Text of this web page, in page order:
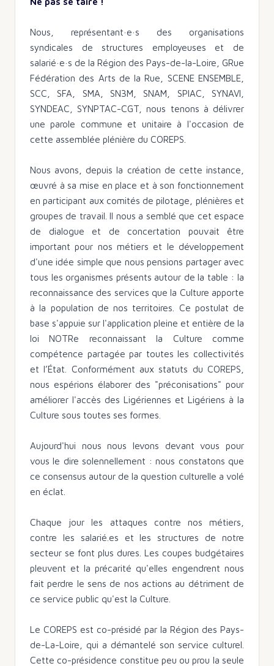
Nous, représentant·e·s des organisations
syndicales de structures employeuses et de
salarié·e·s de la Région des Pays-de-la-Loire, GRue
Fédération des Arts de la Rue, SCENE ENSEMBLE,
SCC, SFA, SMA, SN3M, SNAM, SPIAC, SYNAVI,
SYNDEAC, SYNPTAC-CGT, nous tenons à délivrer
une parole commune et unitaire à l'occasion de
cette assemblée plénière du COREPS.
Nous avons, depuis la création de cette instance,
œuvré à sa mise en place et à son fonctionnement
en participant aux comités de pilotage, plénières et
groupes de travail. Il nous a semblé que cet espace
de dialogue et de concertation pouvait être
important pour nos métiers et le développement
d'une idée simple que nous pensions partager avec
tous les organismes présents autour de la table : la
reconnaissance des services que la Culture apporte
à la population de nos territoires. Ce postulat de
base s'appuie sur l'application pleine et entière de la
loi NOTRe reconnaissant la Culture comme
compétence partagée par toutes les collectivités
et l’État. Conformément aux statuts du COREPS,
nous espérions élaborer des "préconisations" pour
améliorer l'accès des Ligériennes et Ligériens à la
Culture sous toutes ses formes.
Aujourd'hui nous nous levons devant vous pour
vous le dire solennellement : nous constatons que
ce consensus autour de la question culturelle a volé
en éclat.
Chaque jour les attaques contre nos métiers,
contre les salarié.es et les structures de notre
secteur se font plus dures. Les coupes budgétaires
pleuvent et la précarité qu'elles engendrent nous
fait perdre le sens de nos actions au détriment de
ce service public qu'est la Culture.
Le COREPS est co-présidé par la Région des Pays-
de-La-Loire, qui a démantelé son service culturel.
Cette co-présidence constitue peu ou prou la seule